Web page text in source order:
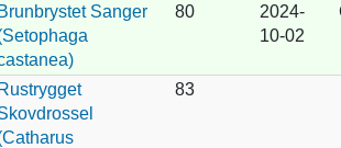
Brunbrystet Sanger
80
2024-
10-02
Rustrygget
83